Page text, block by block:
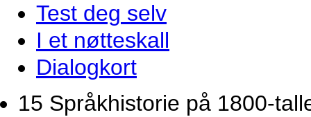
Test deg selv
I et nøtteskall
Dialogkort
15 Språkhistorie på 1800-